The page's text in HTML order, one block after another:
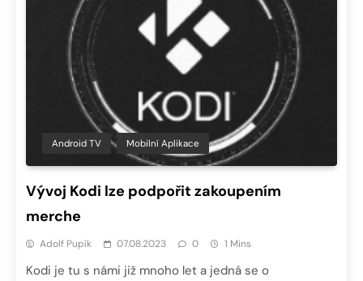
Android TV Mobilní Aplikace
Vývoj Kodi lze podpořit zakoupením
merche
Adolf Pupík 07.08.2023 0 1 Mins
Kodi je tu s námi již mnoho let a jedná se o